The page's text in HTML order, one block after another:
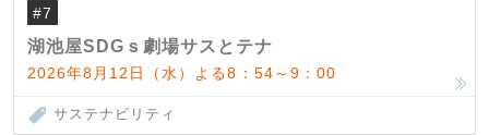
#7
湖池屋SDGｓ劇場サスとテナ
2026年8月12日（水）よる8：54～9：00
サステナビリティ